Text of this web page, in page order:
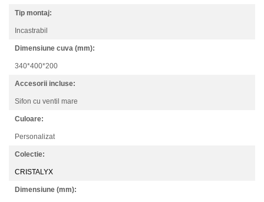
Tip montaj:
Incastrabil
Dimensiune cuva (mm):
340*400*200
Accesorii incluse:
Sifon cu ventil mare
Culoare:
Personalizat
Colectie:
CRISTALYX
Dimensiune (mm):